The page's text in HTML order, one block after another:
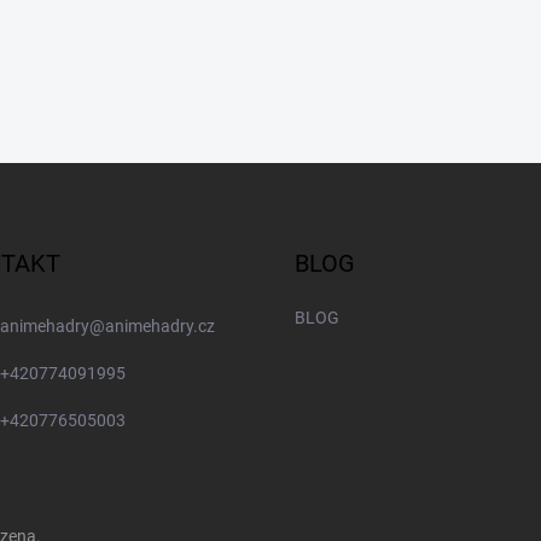
animehadry@animehadry.cz
+420774091995
+420776505003
BLOG
BLOG